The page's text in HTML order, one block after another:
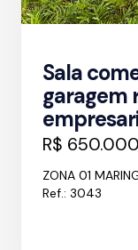
Sala
garagem
R$
ZONA 01
Ref.: 3043